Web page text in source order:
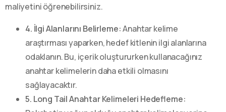
maliyetini öğrenebilirsiniz.
4. İlgi Alanlarını Belirleme:Anahtar kelime
araştırması yaparken, hedef kitlenin ilgi alanlarına
odaklanın. Bu, içerik oluştururken kullanacağınız
anahtar kelimelerin daha etkili olmasını
sağlayacaktır.
5. Long Tail Anahtar Kelimeleri Hedefleme: